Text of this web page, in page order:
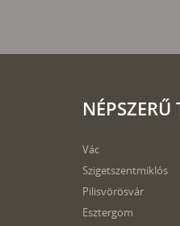
NÉPSZERŰ
Vác
Szigetszentmiklós
Pilisvörösvár
Esztergom